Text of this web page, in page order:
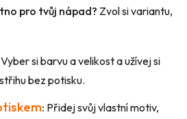
pro tvůj nápad? Zvol si variantu,
Vyber si barvu a velikost a užívej si
bez potisku.
: Přidej svůj vlastní motiv,